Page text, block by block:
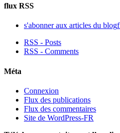
flux RSS
s'abonner aux articles du blog
RSS - Posts
RSS - Comments
Méta
Connexion
Flux des publications
Flux des commentaires
Site de WordPress-FR